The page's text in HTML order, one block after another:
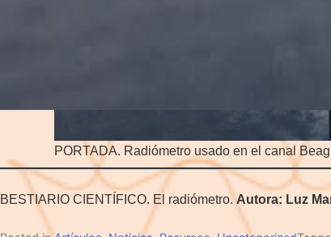
PORTADA. Radiómetro usado en el canal
BESTIARIO CIENTÍFICO. El radiómetro.Autora: Luz